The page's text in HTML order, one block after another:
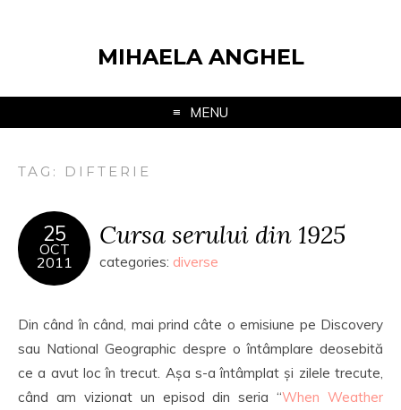
MIHAELA ANGHEL
MENU
TAG: DIFTERIE
25
OCT
2011
Cursa serului din 1925
categories: diverse
Din când în când, mai prind câte o emisiune pe Discovery
sau National Geographic despre o întâmplare deosebită
ce a avut loc în trecut. Așa s-a întâmplat și zilele trecute,
când am vizionat un episod din seria “When Weather